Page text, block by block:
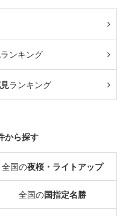
ランキング
ランキング
から探す
全国の夜桜・ライトアップ
全国の国指定名勝